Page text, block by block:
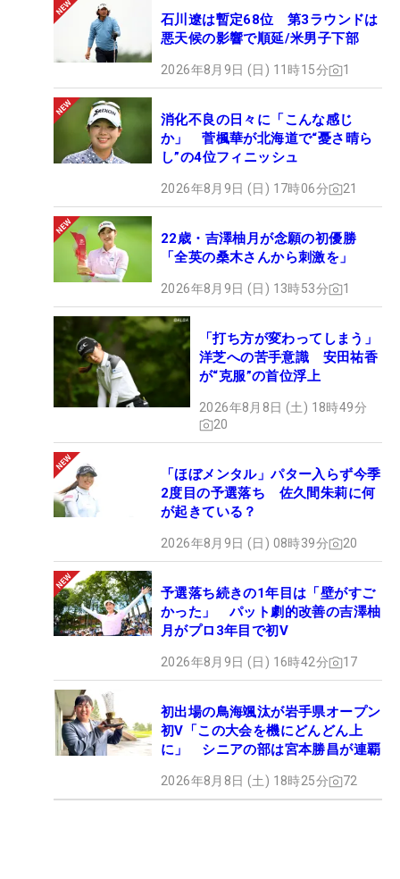
石川遼は暫定68位 第3ラウンドは
悪天候の影響で順延/米男子下部
2026年8月9日 (日) 11時15分 1
消化不良の日々に「こんな感じ
か」 菅楓華が北海道で“憂さ晴ら
し”の4位フィニッシュ
2026年8月9日 (日) 17時06分 21
22歳・吉澤柚月が念願の初優勝
「全英の桑木さんから刺激を」
2026年8月9日 (日) 13時53分 1
「打ち方が変わってしまう」
洋芝への苦手意識 安田祐香
が“克服”の首位浮上
2026年8月8日 (土) 18時49分
20
「ほぼメンタル」パター入らず今季
2度目の予選落ち 佐久間朱莉に何
が起きている？
2026年8月9日 (日) 08時39分 20
予選落ち続きの1年目は「壁がすご
かった」 パット劇的改善の吉澤柚
月がプロ3年目で初V
2026年8月9日 (日) 16時42分 17
初出場の鳥海颯汰が岩手県オープン
初V「この大会を機にどんどん上
に」 シニアの部は宮本勝昌が連覇
2026年8月8日 (土) 18時25分 72